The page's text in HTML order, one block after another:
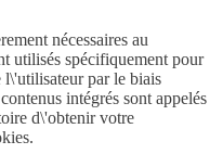
nécessaires au
utilisés spécifiquement pour
l\'utilisateur par le biais
intégrés sont appelés
d\'obtenir votre